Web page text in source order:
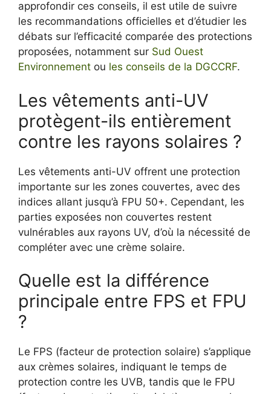
approfondir ces conseils, il est utile de suivre
les recommandations officielles et d’étudier les
débats sur l’efficacité comparée des protections
proposées, notamment sur Sud Ouest
Environnement ou les conseils de la DGCCRF.
Les vêtements anti-UV
protègent-ils entièrement
contre les rayons solaires ?
Les vêtements anti-UV offrent une protection
importante sur les zones couvertes, avec des
indices allant jusqu’à FPU 50+. Cependant, les
parties exposées non couvertes restent
vulnérables aux rayons UV, d’où la nécessité de
compléter avec une crème solaire.
Quelle est la différence
principale entre FPS et FPU
?
Le FPS (facteur de protection solaire) s’applique
aux crèmes solaires, indiquant le temps de
protection contre les UVB, tandis que le FPU